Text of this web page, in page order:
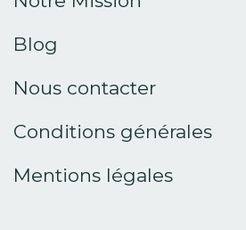
Blog
Nous contacter
Conditions générales
Mentions légales